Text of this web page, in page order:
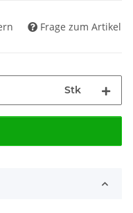
Frage zum Artikel
Stk